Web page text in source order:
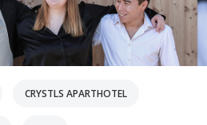
CRYSTLS APARTHOTEL